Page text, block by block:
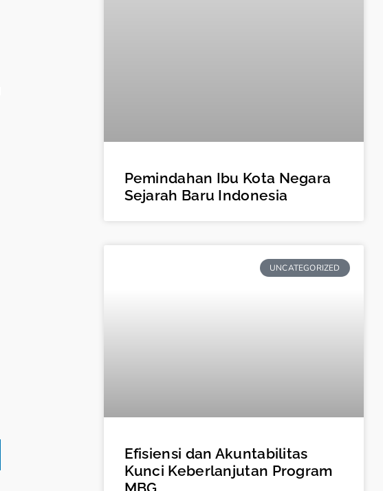
Pemindahan Ibu Kota Negara
Sejarah Baru Indonesia
UNCATEGORIZED
Efisiensi dan Akuntabilitas
Kunci Keberlanjutan Program